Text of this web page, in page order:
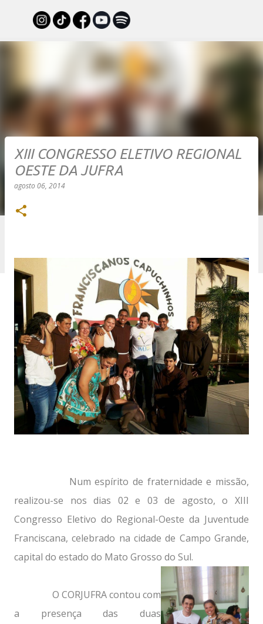
Pular para o conteúdo principal
XIII CONGRESSO ELETIVO REGIONAL
OESTE DA JUFRA
agosto 06, 2014
Num espírito de fraternidade e missão,
realizou-se nos dias 02 e 03 de agosto, o XIII
Congresso Eletivo do Regional-Oeste da Juventude
Franciscana, celebrado na cidade de Campo Grande,
capital do estado do Mato Grosso do Sul.
O CORJUFRA contou com
a presença das duas